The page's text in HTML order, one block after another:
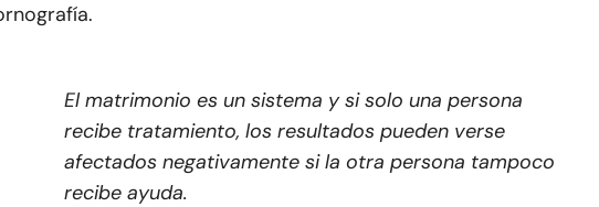
El matrimonio es un sistema y si solo una persona
recibe tratamiento, los resultados pueden verse
afectados negativamente si la otra persona tampoco
recibe ayuda.